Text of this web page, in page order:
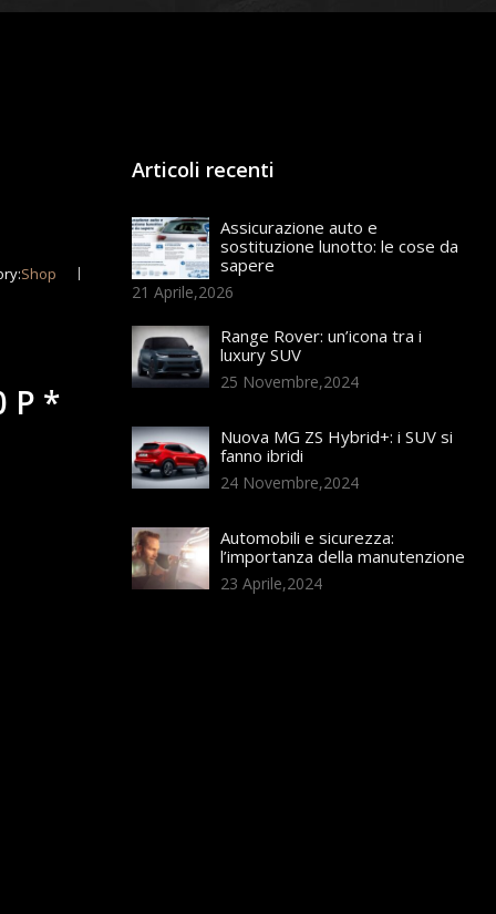
Shop
P *
Articoli recenti
Assicurazione auto e
sostituzione lunotto: le cose da
sapere
21 Aprile,2026
Range Rover: un’icona tra i
luxury SUV
25 Novembre,2024
Nuova MG ZS Hybrid+: i SUV si
fanno ibridi
24 Novembre,2024
Automobili e sicurezza:
l’importanza della manutenzione
23 Aprile,2024